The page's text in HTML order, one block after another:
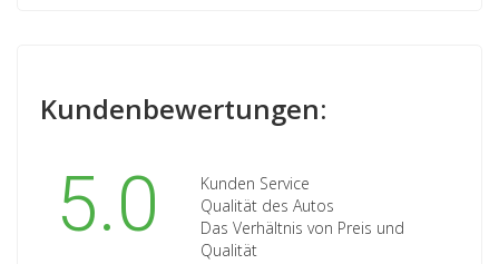
Kundenbewertungen:
5.0
Kunden Service
Qualität des Autos
Das Verhältnis von Preis und
Qualität